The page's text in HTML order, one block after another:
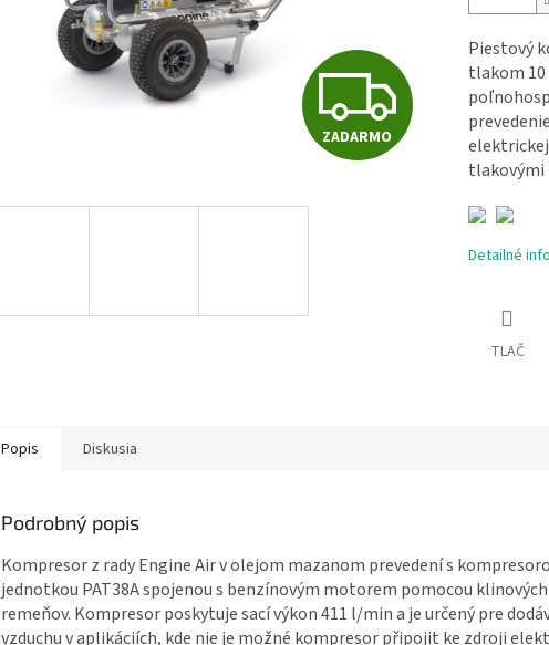
Z
A
O
ZADARMO
Piestový
tlakom 10
tlakovými
Detailné
TLAČ
Popis Diskusia
Podrobný popis
Kompresor z rady Engine Air v olejom mazanom prevedení s
jednotkou PAT38A spojenou s benzínovým motorem pomocou klinových
remeňov. Kompresor poskytuje sací výkon 411 l/min a je určený pre
vzduchu v aplikáciích, kde nie je možné kompresor připojit ke zdroji